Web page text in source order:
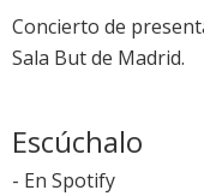
Concierto de
Sala But de Madrid.
Escúchalo
- En Spotify